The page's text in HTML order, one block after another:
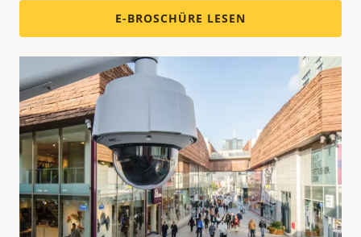
E-BROSCHÜRE LESEN